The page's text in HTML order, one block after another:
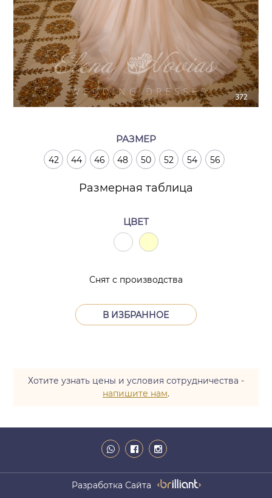
РАЗМЕР
42 44 46 48 50 52 54 56
Размерная таблица
ЦВЕТ
В ИЗБРАННОЕ
Снят с производства
Хотите узнать цены и условия сотрудничества -
напишите нам.
Разработка Сайта